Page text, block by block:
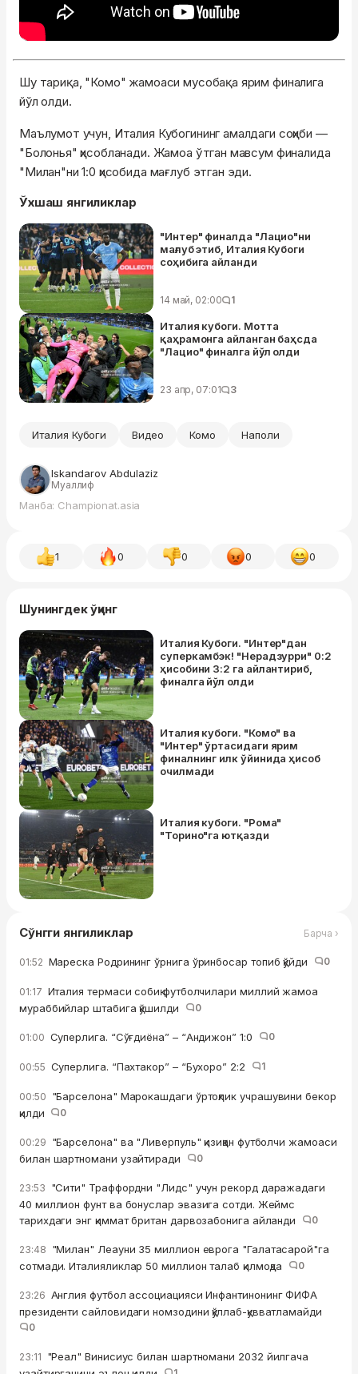
Шу тариқа, "Комо" жамоаси мусобақа ярим финалига
йўл олди.
Маълумот учун, Италия Кубогининг амалдаги соҳиби —
"Болонья" ҳисобланади. Жамоа ўтган мавсум финалида
"Милан"ни 1:0 ҳисобида мағлуб этган эди.
Ўхшаш янгиликлар
"Интер" финалда "Лацио"ни
мағлуб этиб, Италия Кубоги
соҳибига айланди
14 май, 02:00 1
Италия кубоги. Мотта
қаҳрамонга айланган баҳсда
"Лацио" финалга йўл олди
23 апр, 07:01 3
Италия Кубоги Видео Комо Наполи
Iskandarov Abdulaziz
Муаллиф
Манба: Championat.asia
1 0 0 0 0
Шунингдек ўқинг
Италия Кубоги. "Интер"дан
суперкамбэк! "Нерадзурри" 0:2
ҳисобини 3:2 га айлантириб,
финалга йўл олди
Италия кубоги. "Комо" ва
"Интер" ўртасидаги ярим
финалнинг илк ўйинида ҳисоб
очилмади
Италия кубоги. "Рома"
"Торино"га ютқазди
Сўнгги янгиликлар Барча ›
01:52 Мареска Родрининг ўрнига ўринбосар топиб қўйди 0
01:17 Италия термаси собиқ футболчилари миллий жамоа
мураббийлар штабига қўшилди
0
01:00 Суперлига. “Сўғдиёна” – “Андижон” 1:0 0
00:55 Суперлига. “Пахтакор” – “Бухоро” 2:2 1
00:50 "Барселона" Марокашдаги ўртоқлик учрашувини бекор
қилди
0
00:29 "Барселона" ва "Ливерпуль" қизиққан футболчи жамоаси
билан шартномани узайтиради
0
23:53 "Сити" Траффордни "Лидс" учун рекорд даражадаги
40 миллион фунт ва бонуслар эвазига сотди. Жеймс
тарихдаги энг қиммат британ дарвозабонига айланди
0
23:48 "Милан" Леауни 35 миллион еврога "Галатасарой"га
сотмади. Италияликлар 50 миллион талаб қилмоқда
0
23:26 Англия футбол ассоциацияси Инфантинонинг ФИФА
президенти сайловидаги номзодини қўллаб-қувватламайди
0
23:11 "Реал" Винисиус билан шартномани 2032 йилгача